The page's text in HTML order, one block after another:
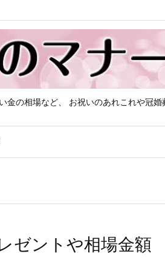
の相場など、 お祝いのあれこれや冠
ゼントや相場金額